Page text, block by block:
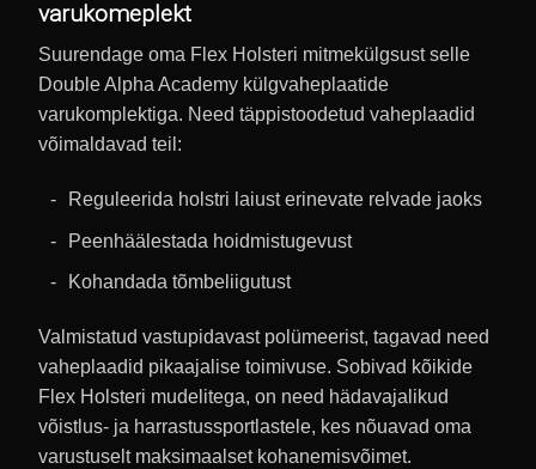
varukomeplekt
Suurendage oma Flex Holsteri mitmekülgsust selle
Double Alpha Academy külgvaheplaatide
varukomplektiga. Need täppistoodetud vaheplaadid
võimaldavad teil:
Reguleerida holstri laiust erinevate relvade jaoks
Peenhäälestada hoidmistugevust
Kohandada tõmbeliigutust
Valmistatud vastupidavast polümeerist, tagavad need
vaheplaadid pikaajalise toimivuse. Sobivad kõikide
Flex Holsteri mudelitega, on need hädavajalikud
võistlus- ja harrastussportlastele, kes nõuavad oma
varustuselt maksimaalset kohanemisvõimet.